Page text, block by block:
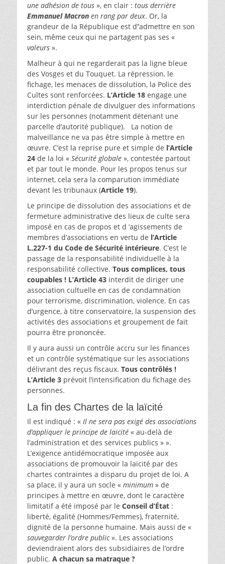
une adhésion de tous », en clair : tous derrière
Emmanuel Macron en rang par deux. Or, la
grandeur de la République est d’’admettre en son
sein, même ceux qui ne partagent pas ses «
valeurs ».
Malheur à qui ne regarderait pas la ligne bleue
des Vosges et du Touquet. La répression, le
fichage, les menaces de dissolution, la Police des
Cultes sont renforcées. L’Article 18 engage une
interdiction pénale de divulguer des informations
sur les personnes (notamment détenant une
parcelle d‘autorité publique). La notion de
malveillance ne va pas être simple à mettre en
œuvre. C’est la reprise pure et simple de l’Article
24 de la loi « Sécurité globale », contestée partout
et par tout le monde. Pour les propos tenus sur
internet, cela sera la comparution immédiate
devant les tribunaux (Article 19).
Le principe de dissolution des associations et de
fermeture administrative des lieux de culte sera
imposé en cas de propos et d ‘agissements de
membres d’associations en vertu de l’Article
L.227-1 du Code de Sécurité intérieure. C’est le
passage de la responsabilité individuelle à la
responsabilité collective. Tous complices, tous
coupables ! L’Article 43 interdit de diriger une
association cultuelle en cas de condamnation
pour terrorisme, discrimination, violence. En cas
d’urgence, à titre conservatoire, la suspension des
activités des associations et groupement de fait
pourra être prononcée.
Il y aura aussi un contrôle accru sur les finances
et un contrôle systématique sur les associations
délivrant des reçus fiscaux. Tous contrôlés !
L’Article 3 prévoit l’intensification du fichage des
personnes.
La fin des Chartes de la laïcité
Il est indiqué : « Il ne sera pas exigé des associations
d’appliquer le principe de laïcité « au-delà de
l’administration et des services publics » ».
L’exigence antidémocratique imposée aux
associations de promouvoir la laïcité par des
chartes contraintes a disparu du projet de loi. A
sa place, il y aura un socle « minimum » de
principes à mettre en œuvre, dont le caractère
limitatif a été imposé par le Conseil d’État :
liberté, égalité (Hommes/Femmes), fraternité,
dignité de la personne humaine. Mais aussi de «
sauvegarder l’ordre public». Les associations
deviendraient alors des subsidiaires de l’ordre
public. A chacun sa matraque ?